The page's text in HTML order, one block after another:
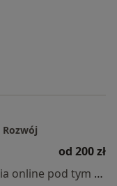
od 200 zł
Specjalista nie oferuje umawiania online pod tym adresem.